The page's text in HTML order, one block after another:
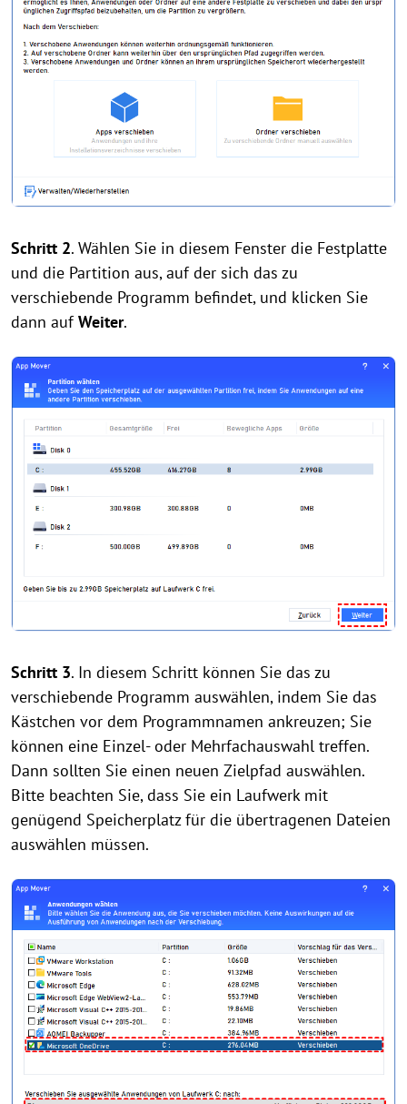
Schritt 2. Wählen Sie in diesem Fenster die Festplatte
und die Partition aus, auf der sich das zu
verschiebende Programm befindet, und klicken Sie
dann aufWeiter.
Schritt 3. In diesem Schritt können Sie das zu
verschiebende Programm auswählen, indem Sie das
Kästchen vor dem Programmnamen ankreuzen; Sie
können eine Einzel- oder Mehrfachauswahl treffen.
Dann sollten Sie einen neuen Zielpfad auswählen.
Bitte beachten Sie, dass Sie ein Laufwerk mit
genügend Speicherplatz für die übertragenen Dateien
auswählen müssen.